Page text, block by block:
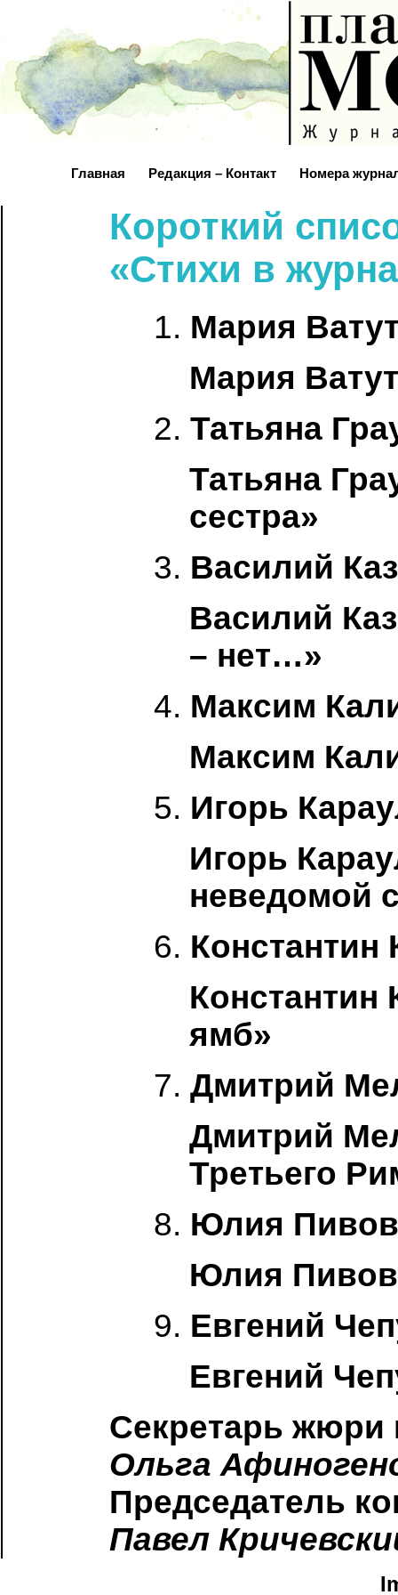
Главная Редакция – Контакт Номера
Короткий
«Стихи в
1. Мария
Мария
2. Татьяна
Татьяна
сестра»
3. Василий
Василий
– нет…»
4. Максим
Максим
5. Игорь
Игорь
неведомой
6. Константин
Константин
ямб»
7. Дмитрий
Дмитрий
Третьего
8. Юлия
Юлия
9. Евгений
Евгений
Секретарь жюри
Ольга
Председатель
Павел